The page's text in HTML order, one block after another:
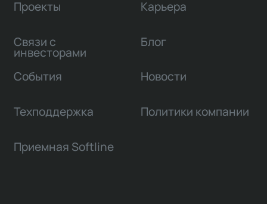
Проекты
Связи с
инвесторами
Карьера
Блог
События Новости
Техподдержка Политики компании
Приемная Softline